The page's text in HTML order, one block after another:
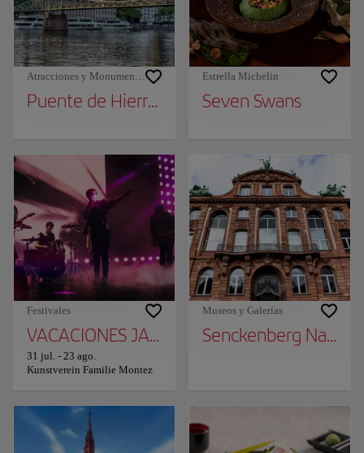
Atracciones y Monumentos
Puente de Hierro (Eiserner Steg)
Estrella Michelin
Seven Swans
Festivales
VACACIONES JAZZ MONTEZ
31 jul. - 23 ago.
Kunstverein Familie Montez
Museos y Galerías
Senckenberg